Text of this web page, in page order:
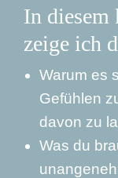
In diesem
zeige ich
Warum es
Gefühlen
davon zu
Was du